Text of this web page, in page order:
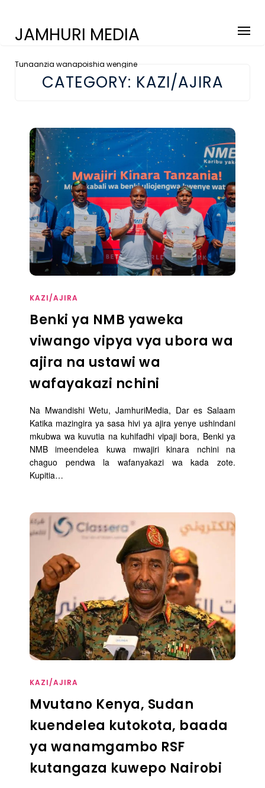
JAMHURI MEDIA
Tunaanzia wanapoishia wengine
CATEGORY: KAZI/AJIRA
KAZI/AJIRA
Benki ya NMB yaweka
viwango vipya vya ubora wa
ajira na ustawi wa
wafayakazi nchini
Na Mwandishi Wetu, JamhuriMedia, Dar es Salaam
Katika mazingira ya sasa hivi ya ajira yenye ushindani
mkubwa wa kuvutia na kuhifadhi vipaji bora, Benki ya
NMB imeendelea kuwa mwajiri kinara nchini na
chaguo pendwa la wafanyakazi wa kada zote.
Kupitia…
KAZI/AJIRA
Mvutano Kenya, Sudan
kuendelea kutokota, baada
ya wanamgambo RSF
kutangaza kuwepo Nairobi